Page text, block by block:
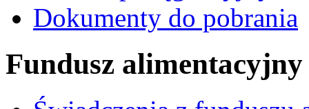
Dokumenty do pobrania
Fundusz alimentacyjny